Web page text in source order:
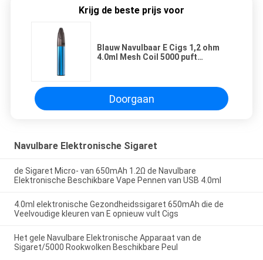
Krijg de beste prijs voor
Blauw Navulbaar E Cigs 1,2 ohm
4.0ml Mesh Coil 5000 puft
Doorgaan
Navulbare Elektronische Sigaret
de Sigaret Micro- van 650mAh 1.2Ω de Navulbare
Elektronische Beschikbare Vape Pennen van USB 4.0ml
4.0ml elektronische Gezondheidssigaret 650mAh die de
Veelvoudige kleuren van E opnieuw vult Cigs
Het gele Navulbare Elektronische Apparaat van de
Sigaret/5000 Rookwolken Beschikbare Peul